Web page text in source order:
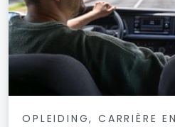
OPLEIDING, CARRIÈRE